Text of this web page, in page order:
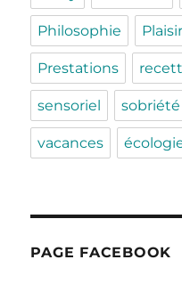
Philosophie Plaisir
Prestations
sensoriel sobriété
vacances
PAGE FACEBOOK